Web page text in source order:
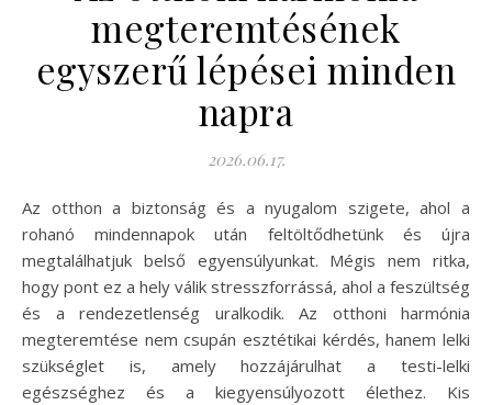
megteremtésének
egyszerű lépései minden
napra
2026.06.17.
Az otthon a biztonság és a nyugalom szigete, ahol a
rohanó mindennapok után feltöltődhetünk és újra
megtalálhatjuk belső egyensúlyunkat. Mégis nem ritka,
hogy pont ez a hely válik stresszforrássá, ahol a feszültség
és a rendezetlenség uralkodik. Az otthoni harmónia
megteremtése nem csupán esztétikai kérdés, hanem lelki
szükséglet is, amely hozzájárulhat a testi-lelki
egészséghez és a kiegyensúlyozott élethez. Kis